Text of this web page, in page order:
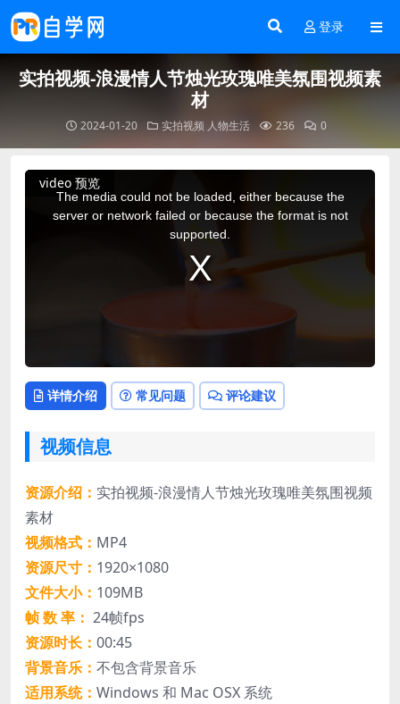
登录
实拍视频-浪漫情人节烛光玫瑰唯美氛围视频素
材
2024-01-20 实拍视频 人物生活 236 0
video 预览
This
The media could not be loaded, either because the
server or network failed or because the format is not
supported.
详情介绍 常见问题 评论建议
视频信息
资源介绍： 实拍视频-浪漫情人节烛光玫瑰唯美氛围视频
素材
视频格式： MP4
资源尺寸： 1920×1080
文件大小： 109MB
帧 数 率： 24帧fps
资源时长： 00:45
背景音乐： 不包含背景音乐
适用系统： Windows 和 Mac OSX 系统